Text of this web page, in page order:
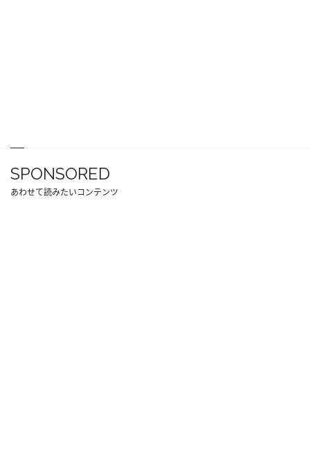
SPONSORED
あわせて読みたいコンテンツ